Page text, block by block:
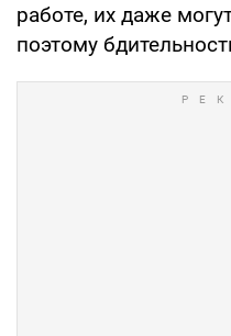
работе, их даже
поэтому